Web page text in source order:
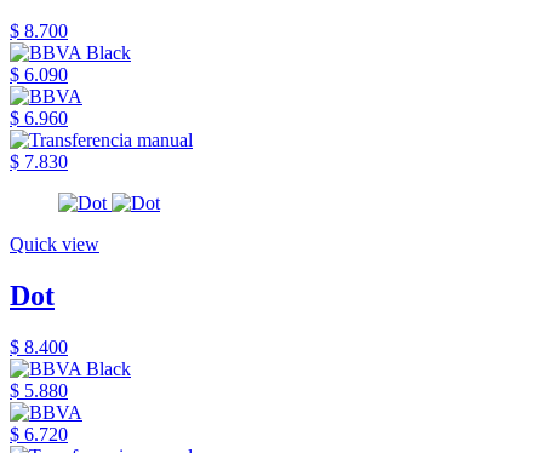
$ 8.700
$ 6.090
$ 6.960
$ 7.830
Quick view
Dot
$ 8.400
$ 5.880
$ 6.720